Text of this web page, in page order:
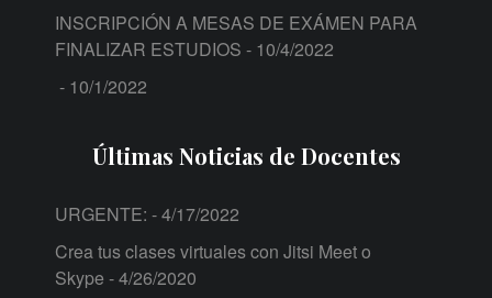
INSCRIPCIÓN A MESAS DE EXÁMEN PARA
FINALIZAR ESTUDIOS - 10/4/2022
- 10/1/2022
Últimas Noticias de Docentes
URGENTE: - 4/17/2022
Crea tus clases virtuales con Jitsi Meet o
Skype - 4/26/2020